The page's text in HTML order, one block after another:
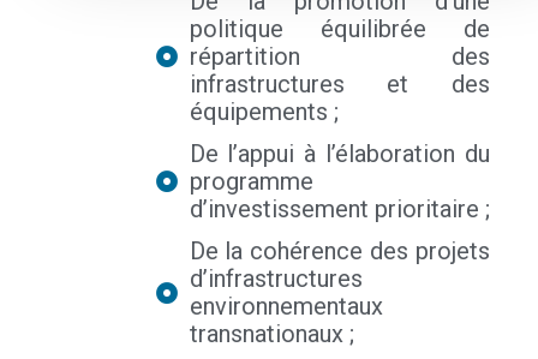
politique équilibrée de
répartition des
infrastructures et des
équipements ;
De l’appui à l’élaboration du
programme
d’investissement prioritaire ;
De la cohérence des projets
d’infrastructures
environnementaux
transnationaux ;